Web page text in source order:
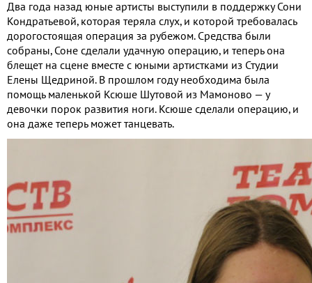
Два года назад юные артисты выступили в поддержку Сони
Кондратьевой, которая теряла слух, и которой требовалась
дорогостоящая операция за рубежом. Средства были
собраны, Соне сделали удачную операцию, и теперь она
блещет на сцене вместе с юными артистками из Студии
Елены Щедриной. В прошлом году необходима была
помощь маленькой Ксюше Шутовой из Мамоново — у
девочки порок развития ноги. Ксюше сделали операцию, и
она даже теперь может танцевать.